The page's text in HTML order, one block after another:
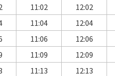
11:02 12:02
11:04 12:04
11:06 12:06
11:09 12:09
11:13 12:13